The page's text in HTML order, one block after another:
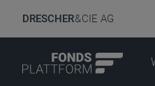
DRESCHER& CIE AG